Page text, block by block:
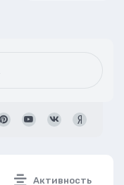
Активность